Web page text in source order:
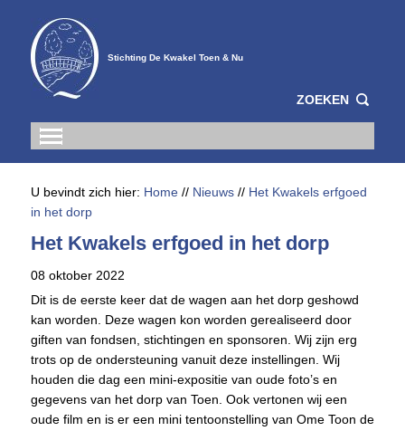
Stichting De Kwakel Toen & Nu
ZOEKEN
U bevindt zich hier: Home// Nieuws// Het Kwakels erfgoed
in het dorp
Het Kwakels erfgoed in het dorp
08 oktober 2022
Dit is de eerste keer dat de wagen aan het dorp geshowd
kan worden. Deze wagen kon worden gerealiseerd door
giften van fondsen, stichtingen en sponsoren. Wij zijn erg
trots op de ondersteuning vanuit deze instellingen. Wij
houden die dag een mini-expositie van oude foto’s en
gegevens van het dorp van Toen. Ook vertonen wij een
oude film en is er een mini tentoonstelling van Ome Toon de